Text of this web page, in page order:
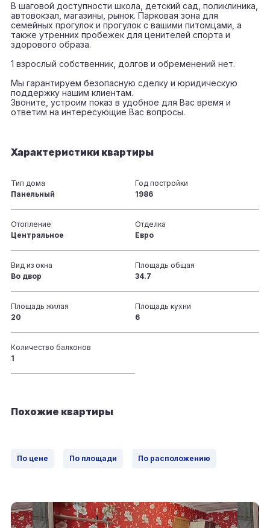
В шаговой доступности школа, детский сад, поликлиника,
автовокзал, магазины, рынок. Парковая зона для
семейных прогулок и прогулок с вашими питомцами, а
также утренних пробежек для ценителей спорта и
здорового образа.
1 взрослый собственник, долгов и обременений нет.
Мы гарантируем безопасную сделку и юридическую
поддержку нашим клиентам.
Звоните, устроим показ в удобное для Вас время и
ответим на интересующие Вас вопросы.
Характеристики квартиры
Тип дома
Панельный
Год постройки
1986
Отопление
Центральное
Отделка
Евро
Вид из окна
Во двор
Площадь общая
34.7
Площадь жилая
20
Площадь кухни
6
Количество балконов
1
Похожие квартиры
По цене По площади По расположению